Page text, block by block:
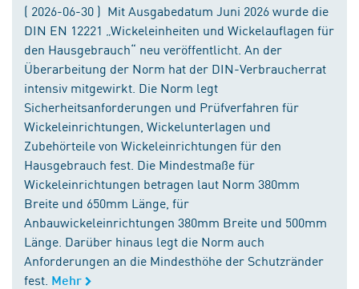
( 2026-06-30 ) Mit Ausgabedatum Juni 2026 wurde die
DIN EN 12221 „Wickeleinheiten und Wickelauflagen für
den Hausgebrauch“ neu veröffentlicht. An der
Überarbeitung der Norm hat der DIN-Verbraucherrat
intensiv mitgewirkt. Die Norm legt
Sicherheitsanforderungen und Prüfverfahren für
Wickeleinrichtungen, Wickelunterlagen und
Zubehörteile von Wickeleinrichtungen für den
Hausgebrauch fest. Die Mindestmaße für
Wickeleinrichtungen betragen laut Norm 380mm
Breite und 650mm Länge, für
Anbauwickeleinrichtungen 380mm Breite und 500mm
Länge. Darüber hinaus legt die Norm auch
Anforderungen an die Mindesthöhe der Schutzränder
fest. Mehr